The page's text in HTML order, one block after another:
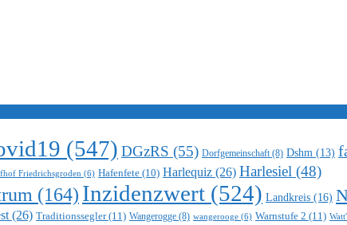
(547) DGzRS (55) Dorfgemeinschaft(8) Dshm (13)
Friedrichsgroden (6) Hafenfete (10) Harlequiz (26) Harlesiel (48)
(164) Inzidenzwert (524) Landkreis (16)
(26) Traditionssegler(11) Wangerogge (8) wangerooge (6) Warnstufe 2 (11)